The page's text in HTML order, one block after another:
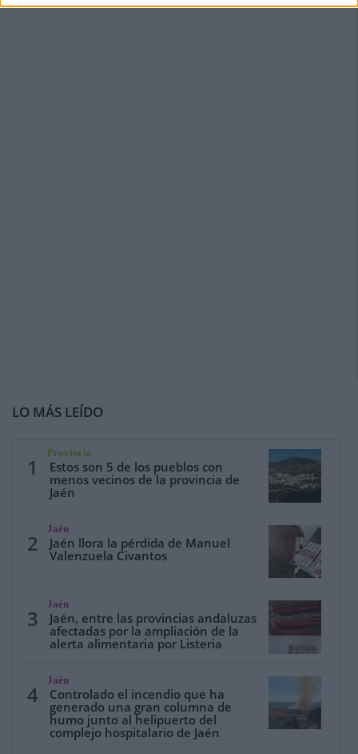
LO MÁS LEÍDO
1
Provincia
Estos son 5 de los pueblos con
menos vecinos de la provincia de
Jaén
2
Jaén
Jaén llora la pérdida de Manuel
Valenzuela Civantos
3
Jaén
Jaén, entre las provincias andaluzas
afectadas por la ampliación de la
alerta alimentaria por Listeria
4
Jaén
Controlado el incendio que ha
generado una gran columna de
humo junto al helipuerto del
complejo hospitalario de Jaén